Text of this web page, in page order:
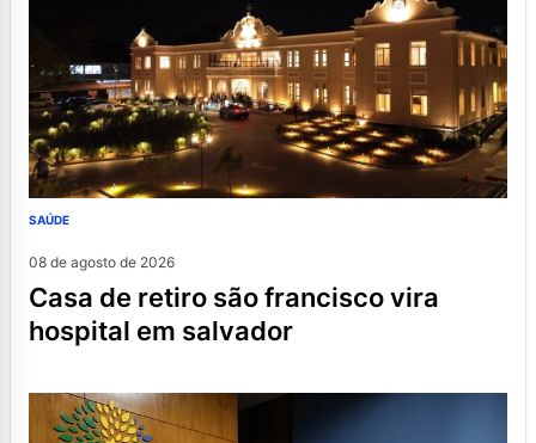
SAÚDE
08 de agosto de 2026
casa de retiro são francisco vira
hospital em salvador